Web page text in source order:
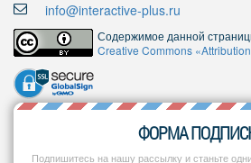
info@interactive-plus.ru
Содержимое данной
Creative Commons
ФОРМА
Подпишитесь на нашу рассылку и станьте